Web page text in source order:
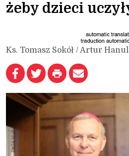
żeby dzieci
Ks. Tomasz Sokół / Artur